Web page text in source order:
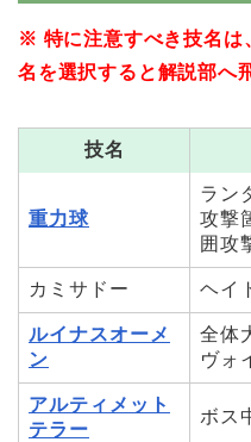
※ 特に注意すべき技名
名を選択すると解説部へ
技名
重力球
ラン
攻撃
囲攻
カミサドー ヘイ
ルイナスオーメ
ン
全体
ヴォ
アルティメット
テラー
ボス